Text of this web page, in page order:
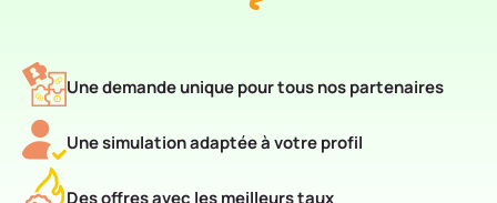
Une demande unique pour tous nos partenaires
Une simulation adaptée à votre profil
Des offres avec les meilleurs taux